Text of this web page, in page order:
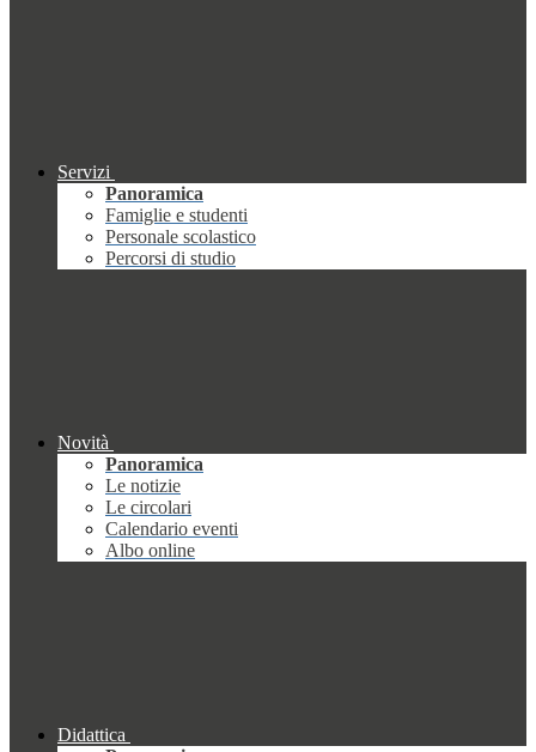
Servizi
Panoramica
Famiglie e studenti
Personale scolastico
Percorsi di studio
Novità
Panoramica
Le notizie
Le circolari
Calendario eventi
Albo online
Didattica